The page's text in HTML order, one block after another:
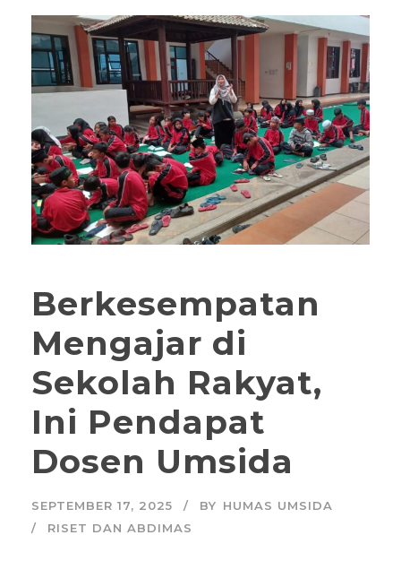
Berkesempatan
Mengajar di
Sekolah Rakyat,
Ini Pendapat
Dosen Umsida
SEPTEMBER 17, 2025 BY HUMAS UMSIDA
RISET DAN ABDIMAS